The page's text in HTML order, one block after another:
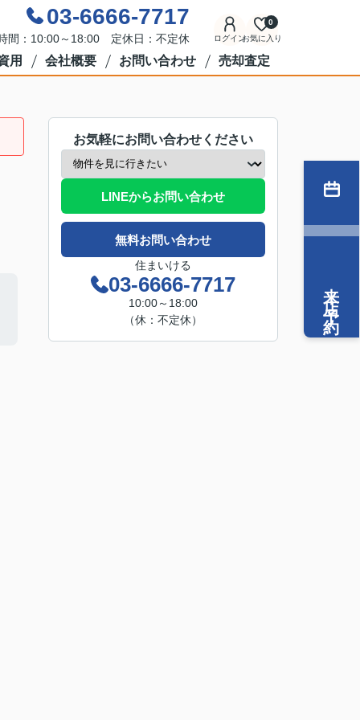
03-6666-7717
間：10:00～18:00 定休日：不定休 ログインお気に入り
0
用 会社概要 お問い合わせ 売却査定
お気軽にお問い合わせください
LINEからお問い合わせ
無料お問い合わせ
住まいける
03-6666-7717
10:00～18:00
（休：不定休）
来店予約